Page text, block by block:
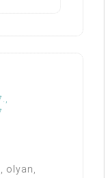
olyan,